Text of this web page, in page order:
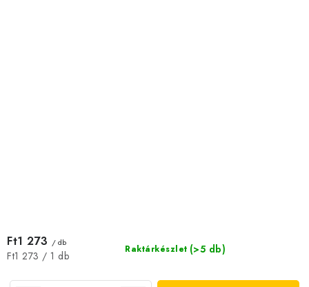
Raktárkészlet (>5 db)
Ft1 273 / db
Egységár:
Ft1 273 / 1 db